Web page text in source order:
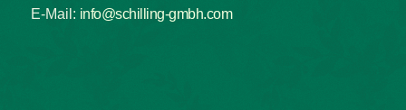
E-Mail: info@schilling-gmbh.com